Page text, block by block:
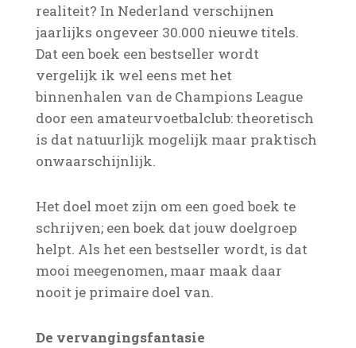
realiteit? In Nederland verschijnen
jaarlijks ongeveer 30.000 nieuwe titels.
Dat een boek een bestseller wordt
vergelijk ik wel eens met het
binnenhalen van de Champions League
door een amateurvoetbalclub: theoretisch
is dat natuurlijk mogelijk maar praktisch
onwaarschijnlijk.
Het doel moet zijn om een goed boek te
schrijven; een boek dat jouw doelgroep
helpt. Als het een bestseller wordt, is dat
mooi meegenomen, maar maak daar
nooit je primaire doel van.
De vervangingsfantasie